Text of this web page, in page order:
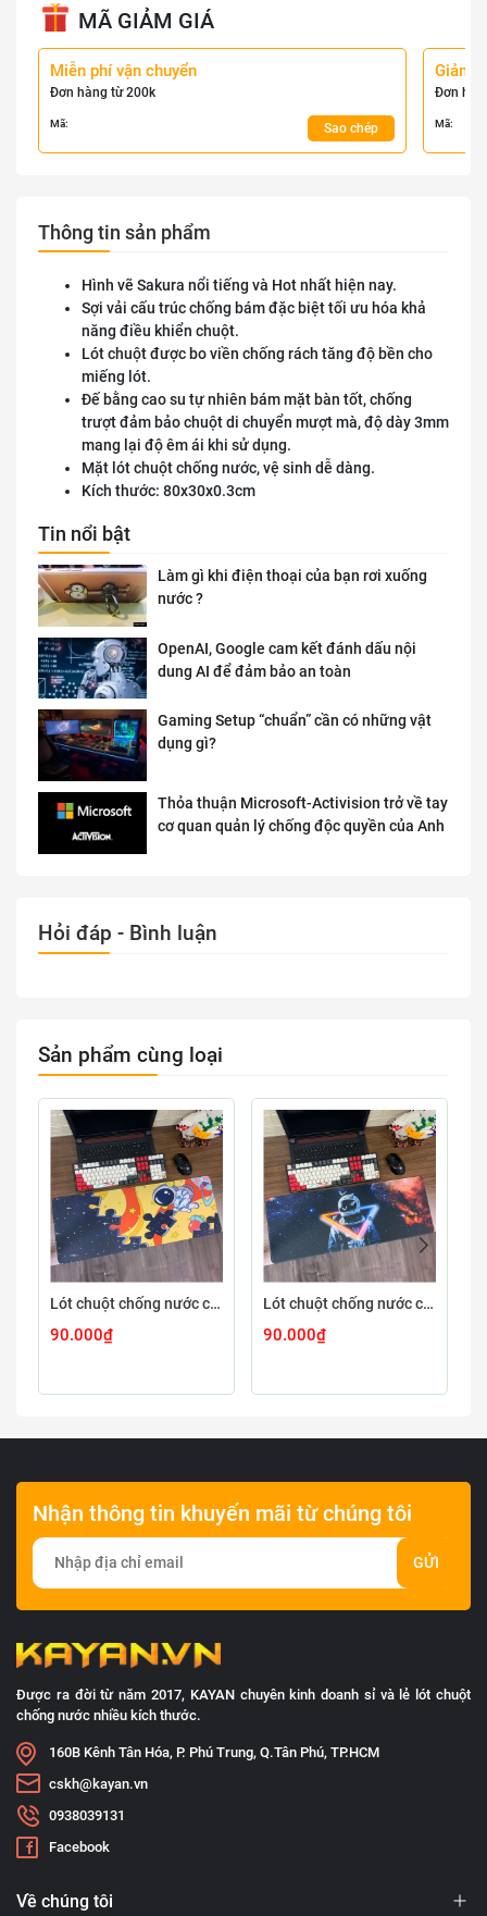
MÃ GIẢM GIÁ
Miễn phí vận chuyển
Đơn hàng từ 200k
Mã: Sao chép
Giảm
Đơn
Mã:
Thông tin sản phẩm
Hình vẽ Sakura nổi tiếng và Hot nhất hiện nay.
Sợi vải cấu trúc chống bám đặc biệt tối ưu hóa khả
năng điều khiển chuột.
Lót chuột được bo viền chống rách tăng độ bền cho
miếng lót.
Đế bằng cao su tự nhiên bám mặt bàn tốt, chống
trượt đảm bảo chuột di chuyển mượt mà, độ dày 3mm
mang lại độ êm ái khi sử dụng.
Mặt lót chuột chống nước, vệ sinh dễ dàng.
Kích thước: 80x30x0.3cm
Tin nổi bật
Làm gì khi điện thoại của bạn rơi xuống
nước ?
OpenAI, Google cam kết đánh dấu nội
dung AI để đảm bảo an toàn
Gaming Setup “chuẩn” cần có những vật
dụng gì?
Thỏa thuận Microsoft-Activision trở về tay
cơ quan quản lý chống độc quyền của Anh
Hỏi đáp - Bình luận
Sản phẩm cùng loại
Lót chuột chống nước cỡ lớn 80x30cm dày 3mm ASTRO-03-80X30
90.000₫
Lót chuột chống nước cỡ lớn 80x30cm dày 3mm ASTRO-02-80X30
90.000₫
Nhận thông tin khuyến mãi từ chúng tôi
GỬI
Được ra đời từ năm 2017, KAYAN chuyên kinh doanh sỉ và lẻ lót chuột
chống nước nhiều kích thước.
160B Kênh Tân Hóa, P. Phú Trung, Q.Tân Phú, TP.HCM
cskh@kayan.vn
0938039131
Facebook
Về chúng tôi